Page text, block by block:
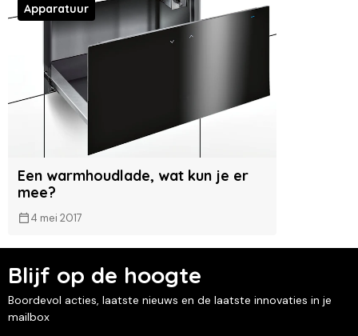
Apparatuur
Een warmhoudlade, wat kun je er
mee?
4 mei 2017
Blijf op de hoogte
Boordevol acties, laatste nieuws en de laatste innovaties in je
mailbox